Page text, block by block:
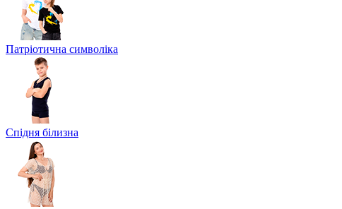
Патріотична символіка
Спідня білизна